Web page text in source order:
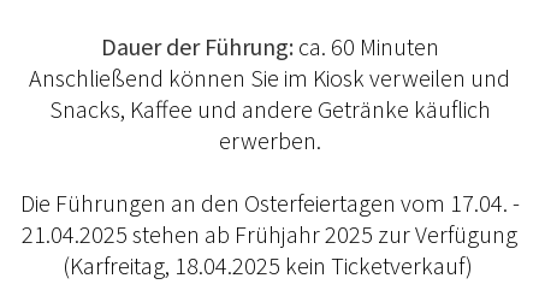
Dauer der Führung:ca. 60 Minuten
Anschließend können Sie im Kiosk verweilen und
Snacks, Kaffee und andere Getränke käuflich
erwerben.
Die Führungen an den Osterfeiertagen vom 17.04. -
21.04.2025 stehen ab Frühjahr 2025 zur Verfügung
(Karfreitag, 18.04.2025 kein Ticketverkauf)